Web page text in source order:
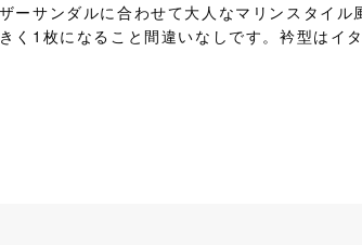
サンダルに合わせて大人なマリンスタイル
く1枚になること間違いなしです。衿型はイ